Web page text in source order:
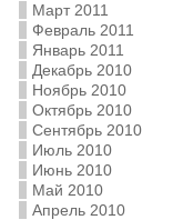
Март 2011
Февраль 2011
Январь 2011
Декабрь 2010
Ноябрь 2010
Октябрь 2010
Сентябрь 2010
Июль 2010
Июнь 2010
Май 2010
Апрель 2010